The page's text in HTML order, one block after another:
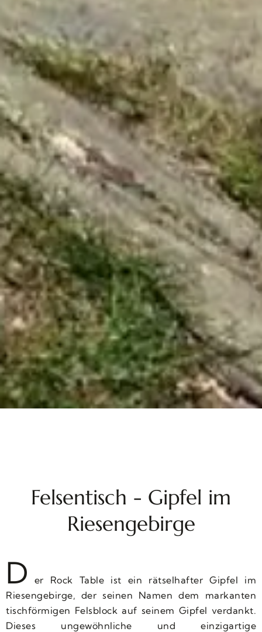
Felsentisch - Gipfel im
Riesengebirge
D
er Rock Table ist ein rätselhafter Gipfel im
Riesengebirge, der seinen Namen dem markanten
tischförmigen Felsblock auf seinem Gipfel verdankt.
Dieses ungewöhnliche und einzigartige